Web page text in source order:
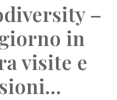
–
in
visite e